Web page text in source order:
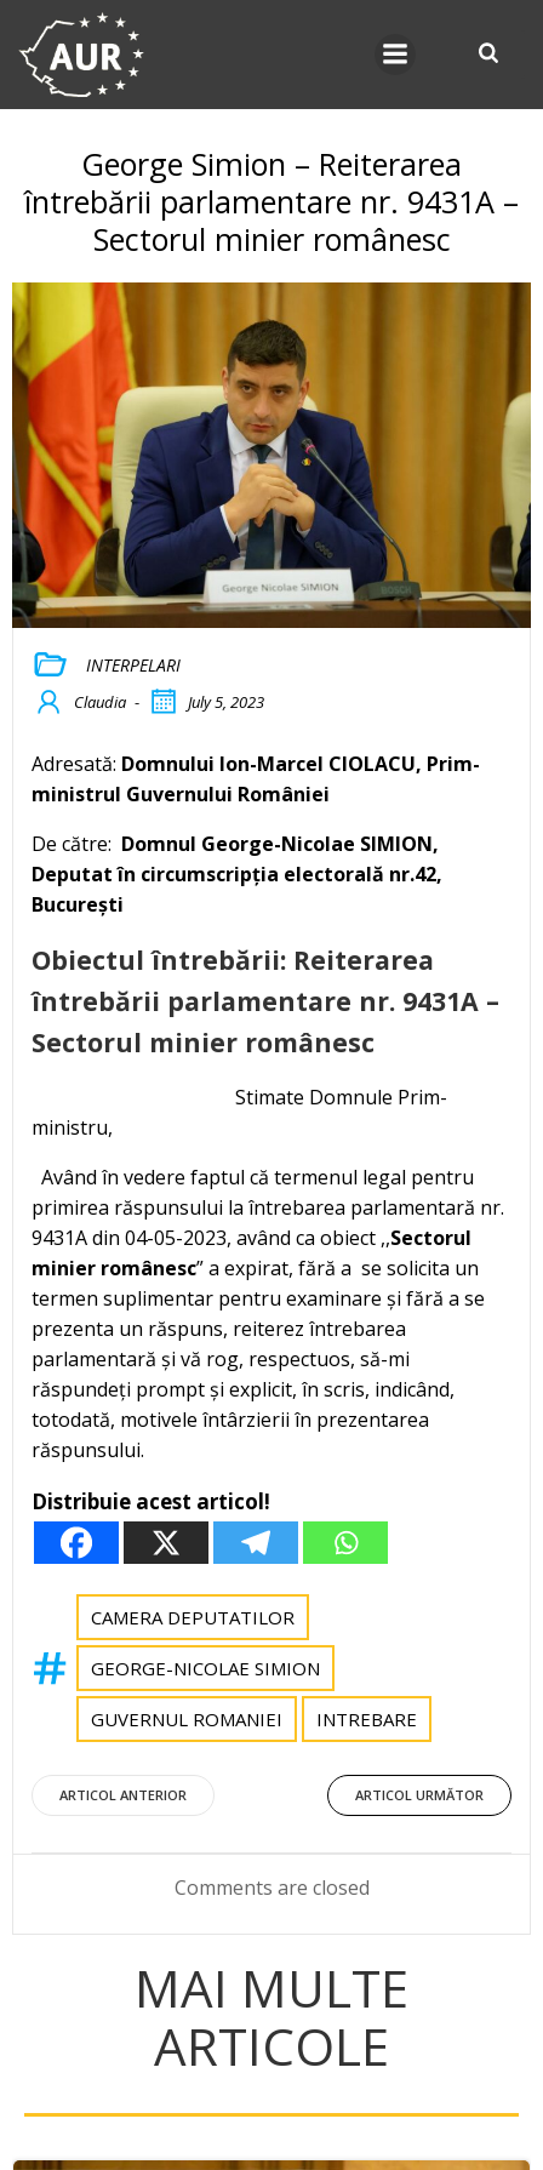
George Simion – Reiterarea
întrebării parlamentare nr. 9431A –
Sectorul minier românesc
INTERPELARI
Claudia - July 5, 2023
Adresată: Domnului Ion-Marcel CIOLACU, Prim-
ministrul Guvernului României
De către: Domnul George-Nicolae SIMION,
Deputat în circumscripția electorală nr.42,
București
Obiectul întrebării: Reiterarea
întrebării parlamentare nr. 9431A –
Sectorul minier românesc
Stimate Domnule Prim-
ministru,
Având în vedere faptul că termenul legal pentru
primirea răspunsului la întrebarea parlamentară nr.
9431A din 04-05-2023, având ca obiect ,,Sectorul
minier românesc” a expirat, fără a se solicita un
termen suplimentar pentru examinare și fără a se
prezenta un răspuns, reiterez întrebarea
parlamentară și vă rog, respectuos, să-mi
răspundeți prompt și explicit, în scris, indicând,
totodată, motivele întârzierii în prezentarea
răspunsului.
Distribuie acest articol!
CAMERA DEPUTATILOR
GEORGE-NICOLAE SIMION
GUVERNUL ROMANIEI INTREBARE
Post
navigation
ARTICOL ANTERIOR
Post
navigation
ARTICOL URMĂTOR
Comments are closed
MAI MULTE
ARTICOLE